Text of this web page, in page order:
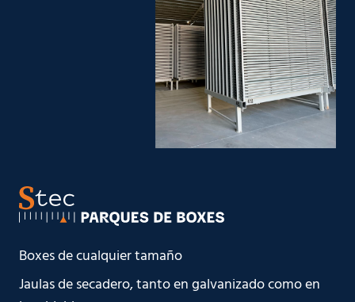
Boxes de cualquier tamaño
Jaulas de secadero, tanto en galvanizado como en